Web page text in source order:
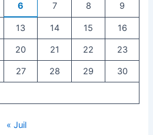
6 7 8 9
13 14 15 16
20 21 22 23
27 28 29 30
« Juil